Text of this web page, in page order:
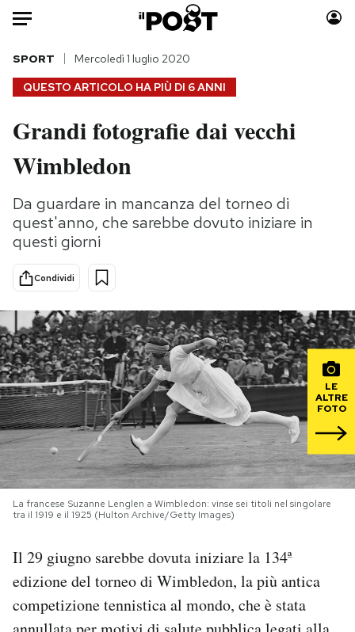
Auto
HOME
Italia
Politica
Tecnologia
Internet
Scienza
Cultura
Economia
Sport
Moda
Storie/Idee
Ok Boomer!
Mondiali calcio 2026
PODCAST
NEWSLETTER
I MIEI PREFERITI
QUESTO ARTICOLO HA PIÙ DI 6 ANNI
SPORT Mercoledì 1 luglio 2020
Grandi fotografie dai vecchi
Wimbledon
Da guardare in mancanza del torneo di
quest'anno, che sarebbe dovuto iniziare in
questi giorni
Condividi
LE
ALTRE
FOTO
La francese Suzanne Lenglen a Wimbledon: vinse sei titoli nel singolare
tra il 1919 e il 1925 (Hulton Archive/Getty Images)
Il 29 giugno sarebbe dovuta iniziare la 134ª
edizione del torneo di Wimbledon, la più antica
competizione tennistica al mondo, che è stata